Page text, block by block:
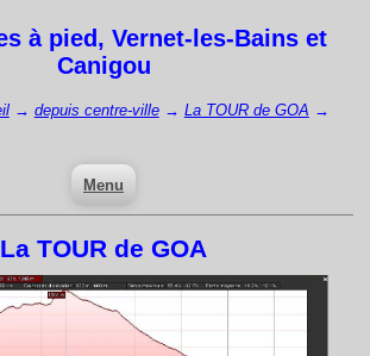
à pied, Vernet-les-Bainset
Canigou
→ depuis centre-ville→ La TOUR de GOA →
Menu
La TOUR de GOA